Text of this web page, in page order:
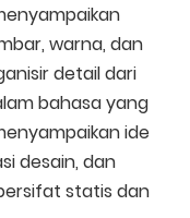
warna, dan
detail dari
bahasa yang
ide
desain, dan
statis dan